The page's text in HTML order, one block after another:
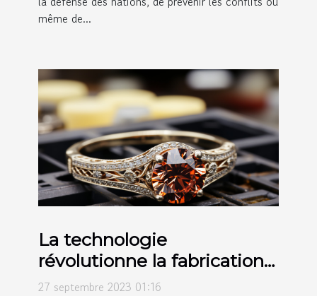
même de...
La technologie
révolutionne la fabrication
des bagues
27 septembre 2023 01:16